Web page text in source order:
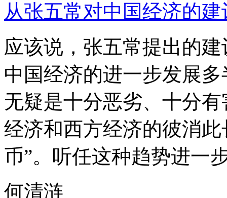
从张五常对中国经济的
应该说，张五常提出的
中国经济的进一步发展
无疑是十分恶劣、十分
经济和西方经济的彼消
币”。听任这种趋势进一
何清涟